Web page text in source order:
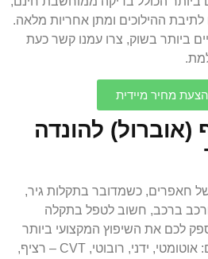
לתיבת ההילוכים ומתן אחריות מלאה.
ביותר בשוק, צרו עמנו קשר כעת
מחיר מיידית
(אוברול) להונדה
חאפרים, כשמדובר בתקלות גיר,
ברכב, חשוב לטפל בתקלה
לכם את השיפוץ המקצועי ביותר
(מתקנים את כל סוגי הגירים: אוטומטי, ידני, רובוטי, CVT – רציף,